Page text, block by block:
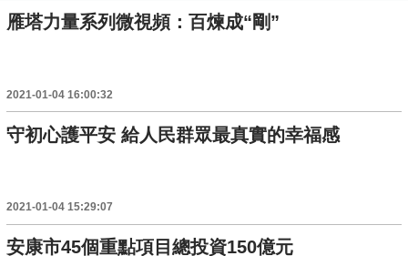
雁塔力量系列微視頻：百煉成“剛”
2021-01-04 16:00:32
守初心護平安 給人民群眾最真實的幸福感
2021-01-04 15:29:07
安康市45個重點項目總投資150億元